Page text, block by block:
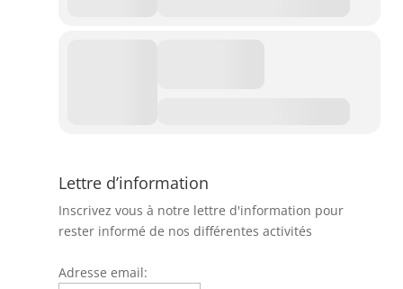
Lettre d’information
Inscrivez vous à notre lettre d'information pour
rester informé de nos différentes activités
Adresse email: